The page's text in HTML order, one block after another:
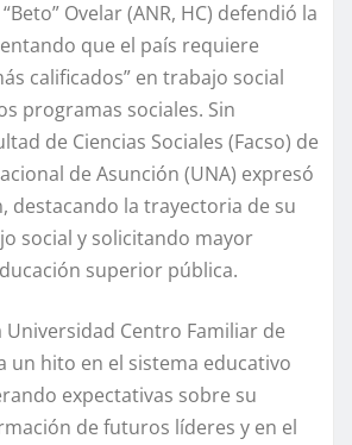
Ovelar (ANR, HC) defendió la
que el país requiere
calificados” en trabajo social
programas sociales. Sin
de Ciencias Sociales (Facso) de
de Asunción (UNA) expresó
destacando la trayectoria de su
social y solicitando mayor
superior pública.
Universidad Centro Familiar de
un hito en el sistema educativo
expectativas sobre su
de futuros líderes y en el